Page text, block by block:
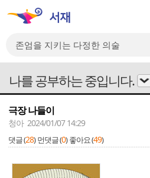
나를 공부하는 중입니다.
극장 나들이
청아 2024/01/07 14:29
댓글 (28) 먼댓글 (0) 좋아요 (49)